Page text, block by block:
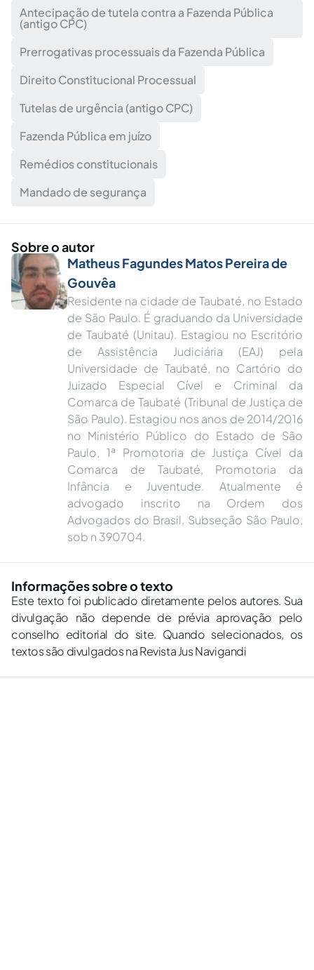
Antecipação de tutela contra a Fazenda Pública
(antigo CPC)
Prerrogativas processuais da Fazenda Pública
Direito Constitucional Processual
Tutelas de urgência (antigo CPC)
Fazenda Pública em juízo
Remédios constitucionais
Mandado de segurança
Sobre o autor
Matheus Fagundes Matos Pereira de
Gouvêa
Residente na cidade de Taubaté, no Estado
de São Paulo. É graduando da Universidade
de Taubaté (Unitau). Estagiou no Escritório
de Assistência Judiciária (EAJ) pela
Universidade de Taubaté, no Cartório do
Juizado Especial Cível e Criminal da
Comarca de Taubaté (Tribunal de Justiça de
São Paulo). Estagiou nos anos de 2014/2016
no Ministério Público do Estado de São
Paulo, 1ª Promotoria de Justiça Cível da
Comarca de Taubaté, Promotoria da
Infância e Juventude. Atualmente é
advogado inscrito na Ordem dos
Advogados do Brasil, Subseção São Paulo,
sob n 390704.
Informações sobre o texto
Este texto foi publicado diretamente pelos autores. Sua
divulgação não depende de prévia aprovação pelo
conselho editorial do site. Quando selecionados, os
textos são divulgados na Revista Jus Navigandi